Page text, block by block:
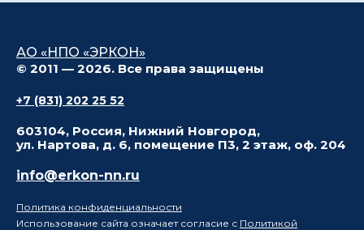
АО «НПО «ЭРКОН»
© 2011 — 2026. Все права защищены
+7 (831) 202 25 52
603104, Россия, Нижний Новгород,
ул. Нартова, д. 6, помещение П3, 2 этаж, оф. 204
info@erkon-nn.ru
Политика конфиденциальности
Использование сайта означает согласие с Политикой